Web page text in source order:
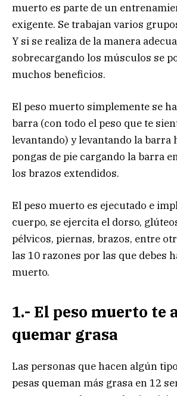
muerto es parte de un
exigente. Se trabajan varios
Y si se realiza de la manera
sobrecargando los músculos se
muchos beneficios.
El peso muerto simplemente se
barra (con todo el peso que te
levantando) y levantando la barra
pongas de pie cargando la barra
los brazos extendidos.
El peso muerto es ejecutado e
cuerpo, se ejercita el dorso,
pélvicos, piernas, brazos, entre
las 10 razones por las que debes
muerto.
1.- El peso muerto te
quemar grasa
Las personas que hacen algún
pesas queman más grasa en 12